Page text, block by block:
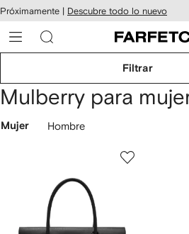
al
Próximamente | Descubre todo lo nuevo
Filtrar
Mulberry para
Mujer Hombre